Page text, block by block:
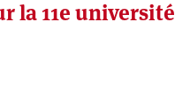
la 11e université